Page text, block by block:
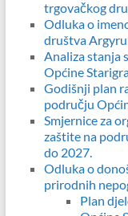
trgovačkog
Odluka o
društva
Analiza stanja
Općine
Godišnji plan
području
Smjernice za
zaštite na
do 2027.
Odluka o
prirodnih
Plan